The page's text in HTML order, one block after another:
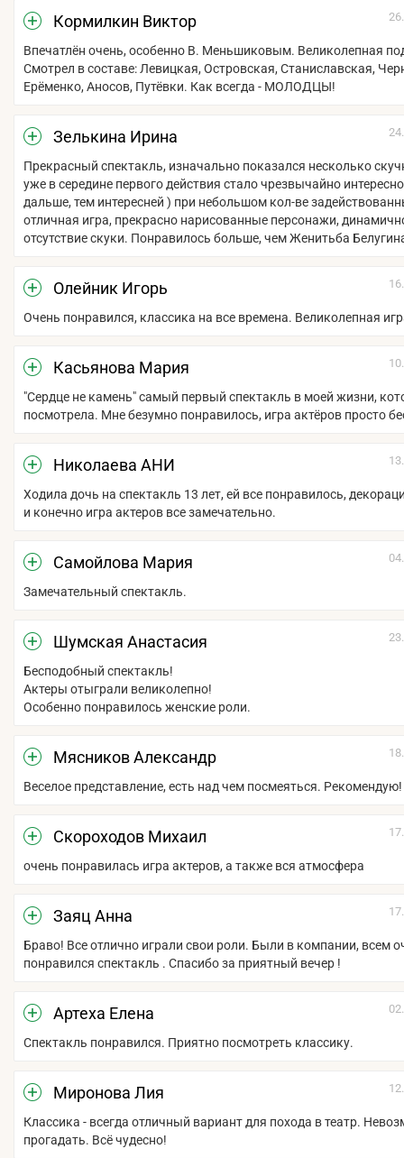
Кормилкин Виктор
Впечатлён очень, особенно В. Меньшиковым. Великолепная
Смотрел в составе: Левицкая, Островская, Станиславская,
Ерёменко, Аносов, Путёвки. Как всегда - МОЛОДЦЫ!
Зелькина Ирина
Прекрасный спектакль, изначально показался несколько
уже в середине первого действия стало чрезвычайно
дальше, тем интересней ) при небольшом кол-ве
отличная игра, прекрасно нарисованные персонажи,
отсутствие скуки. Понравилось больше, чем Женитьба
Олейник Игорь
Очень понравился, классика на все времена. Великолепная
Касьянова Мария
"Сердце не камень" самый первый спектакль в моей жизни,
посмотрела. Мне безумно понравилось, игра актёров просто
Николаева АНИ
Ходила дочь на спектакль 13 лет, ей все понравилось,
и конечно игра актеров все замечательно.
Самойлова Мария
Замечательный спектакль.
Шумская Анастасия
Бесподобный спектакль!
Актеры отыграли великолепно!
Особенно понравилось женские роли.
Мясников Александр
Веселое представление, есть над чем посмеяться. Рекомендую!
Скороходов Михаил
очень понравилась игра актеров, а также вся атмосфера
Заяц Анна
Браво! Все отлично играли свои роли. Были в компании, всем
понравился спектакль . Спасибо за приятный вечер !
Артеха Елена
Спектакль понравился. Приятно посмотреть классику.
Миронова Лия
Классика - всегда отличный вариант для похода в театр.
прогадать. Всё чудесно!